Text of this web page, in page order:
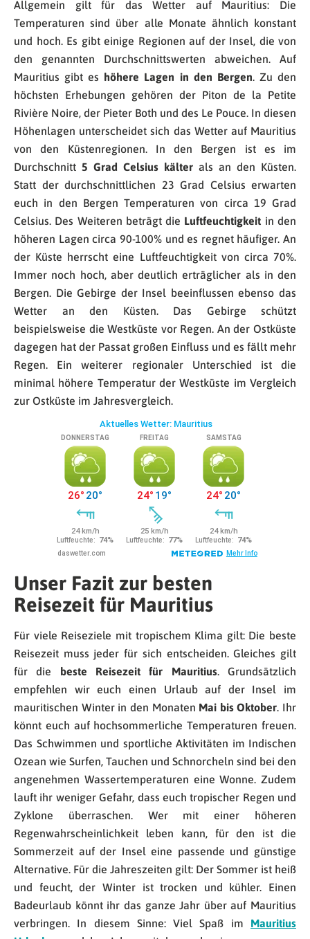
Allgemein gilt für das Wetter auf Mauritius: Die
Temperaturen sind über alle Monate ähnlich konstant
und hoch. Es gibt einige Regionen auf der Insel, die von
den genannten Durchschnittswerten abweichen. Auf
Mauritius gibt es höhere Lagen in den Bergen. Zu den
höchsten Erhebungen gehören der Piton de la Petite
Rivière Noire, der Pieter Both und des Le Pouce. In diesen
Höhenlagen unterscheidet sich das Wetter auf Mauritius
von den Küstenregionen. In den Bergen ist es im
Durchschnitt 5 Grad Celsius kälter als an den Küsten.
Statt der durchschnittlichen 23 Grad Celsius erwarten
euch in den Bergen Temperaturen von circa 19 Grad
Celsius. Des Weiteren beträgt die Luftfeuchtigkeit in den
höheren Lagen circa 90-100% und es regnet häufiger. An
der Küste herrscht eine Luftfeuchtigkeit von circa 70%.
Immer noch hoch, aber deutlich erträglicher als in den
Bergen. Die Gebirge der Insel beeinflussen ebenso das
Wetter an den Küsten. Das Gebirge schützt
beispielsweise die Westküste vor Regen. An der Ostküste
dagegen hat der Passat großen Einfluss und es fällt mehr
Regen. Ein weiterer regionaler Unterschied ist die
minimal höhere Temperatur der Westküste im Vergleich
zur Ostküste im Jahresvergleich.
Unser Fazit zur besten
Reisezeit für Mauritius
Für viele Reiseziele mit tropischem Klima gilt: Die beste
Reisezeit muss jeder für sich entscheiden. Gleiches gilt
für die beste Reisezeit für Mauritius. Grundsätzlich
empfehlen wir euch einen Urlaub auf der Insel im
mauritischen Winter in den Monaten Mai bis Oktober. Ihr
könnt euch auf hochsommerliche Temperaturen freuen.
Das Schwimmen und sportliche Aktivitäten im Indischen
Ozean wie Surfen, Tauchen und Schnorcheln sind bei den
angenehmen Wassertemperaturen eine Wonne. Zudem
lauft ihr weniger Gefahr, dass euch tropischer Regen und
Zyklone überraschen. Wer mit einer höheren
Regenwahrscheinlichkeit leben kann, für den ist die
Sommerzeit auf der Insel eine passende und günstige
Alternative. Für die Jahreszeiten gilt: Der Sommer ist heiß
und feucht, der Winter ist trocken und kühler. Einen
Badeurlaub könnt ihr das ganze Jahr über auf Mauritius
verbringen. In diesem Sinne: Viel Spaß im Mauritius